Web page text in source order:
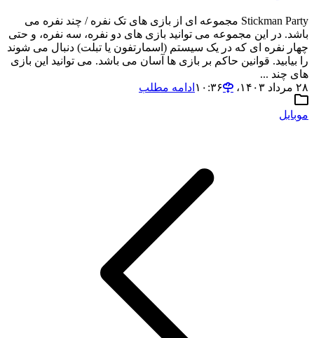
Stickman Party مجموعه ای از بازی های تک نفره / چند نفره می
باشد. در این مجموعه می توانید بازی های دو نفره، سه نفره، و حتی
چهار نفره ای که در یک سیستم (اسمارتفون یا تبلت) دنبال می شوند
را بیابید. قوانین حاکم بر بازی ها آسان می باشد. می توانید این بازی
های چند ...
۲۸ مرداد ۱۴۰۳،‏ ۱۰:۳۶
ادامه مطلب
موبایل